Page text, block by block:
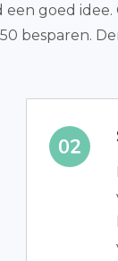
goed
besparen.